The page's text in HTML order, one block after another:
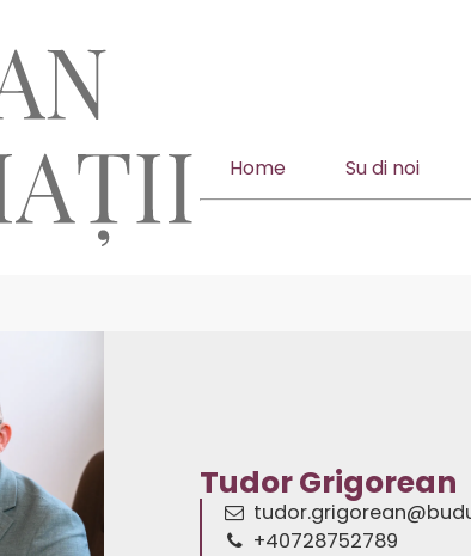
Home Su di noi
Tudor Grigorean
+40728752789